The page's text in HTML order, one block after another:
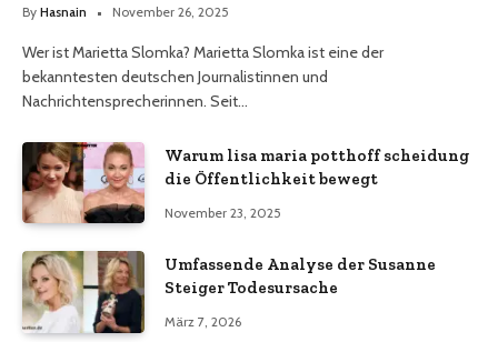
By Hasnain November 26, 2025
Wer ist Marietta Slomka? Marietta Slomka ist eine der
bekanntesten deutschen Journalistinnen und
Nachrichtensprecherinnen. Seit…
Warum lisa maria potthoff scheidung
die Öffentlichkeit bewegt
November 23, 2025
Umfassende Analyse der Susanne
Steiger Todesursache
März 7, 2026